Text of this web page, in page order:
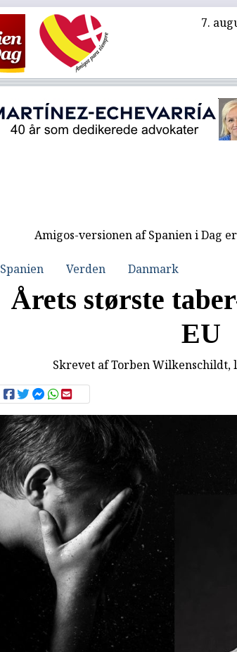
7.
Amigos-versionen af Spanien i Dag
Spanien Verden Danmark
Årets største
EU
Skrevet afTorben Wilkenschildt,